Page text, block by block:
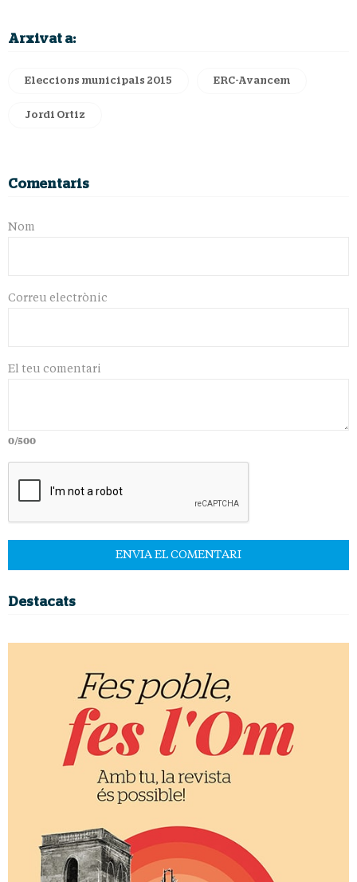
Arxivat a:
Eleccions municipals 2015 ERC-Avancem
Jordi Ortiz
Comentaris
Nom
Correu electrònic
El teu comentari
0/500
Destacats